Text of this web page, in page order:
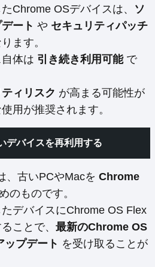
Chrome OSデバイスは、 ソ
ート や セキュリティパッチ
ます。
体は 引き続き利用可能で
ィリスク が高まる可能性が
用が推奨されます。
デバイスを再利用する
、古いPCやMacを Chrome
のものです。
デバイスにChrome OS Flex
ことで、 最新のChrome OS
ップデート を受け取ることが